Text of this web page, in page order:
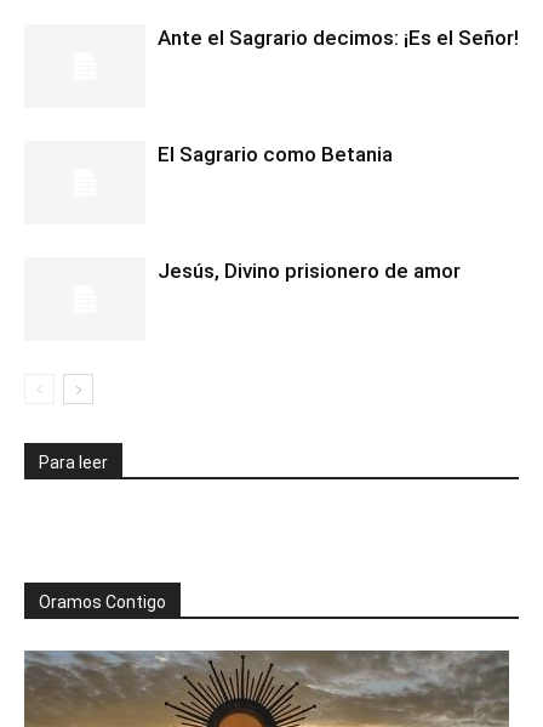
Ante el Sagrario decimos: ¡Es el Señor!
El Sagrario como Betania
Jesús, Divino prisionero de amor
Para leer
Oramos Contigo